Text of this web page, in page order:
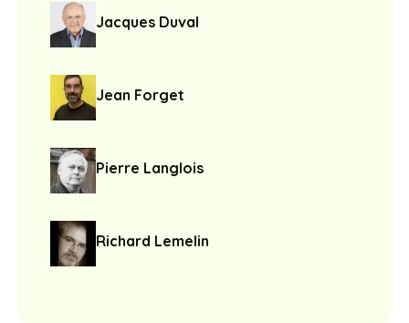
Jacques Duval
Jean Forget
Pierre Langlois
Richard Lemelin